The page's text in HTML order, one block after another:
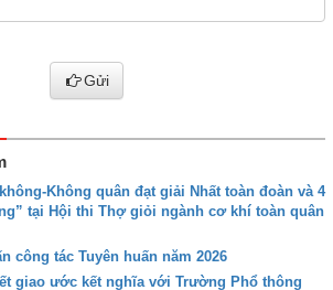
Gửi
Không quân đạt giải Nhất toàn đoàn và 4
tại Hội thi Thợ giỏi ngành cơ khí toàn quân
công tác Tuyên huấn năm 2026
giao ước kết nghĩa với Trường Phổ thông